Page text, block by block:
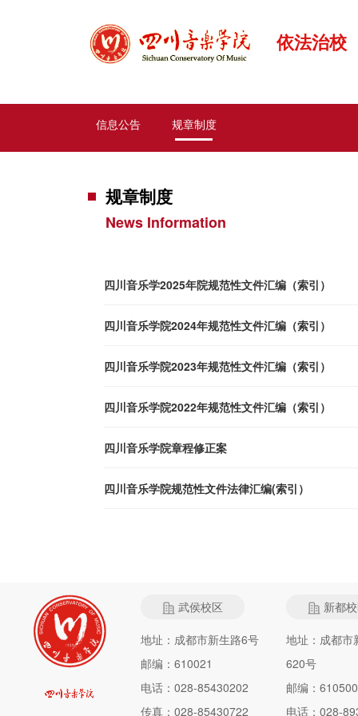
依法治校
信息公告 规章制度
规章制度
News Information
四川音乐学2025年院规范性文件汇编（索引）
四川音乐学院2024年规范性文件汇编（索引）
四川音乐学院2023年规范性文件汇编（索引）
四川音乐学院2022年规范性文件汇编（索引）
四川音乐学院章程修正案
四川音乐学院规范性文件法律汇编(索引）
武侯校区
地址：成都市新生路6号
邮编：610021
电话：028-85430202
传真：028-85430722
新都
地址：成都市
620号
邮编：610500
电话：028-